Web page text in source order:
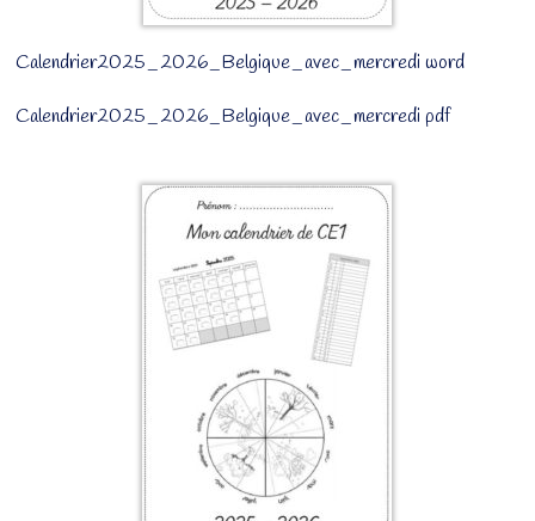
Calendrier2025_2026_Belgique_avec_mercredi word
Calendrier2025_2026_Belgique_avec_mercredi pdf